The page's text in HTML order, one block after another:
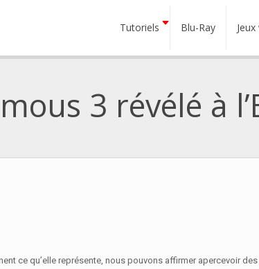
Tutoriels Blu-Ray
3 révélé à
ce qu’elle représente, nous pouvons affirmer apercevoir